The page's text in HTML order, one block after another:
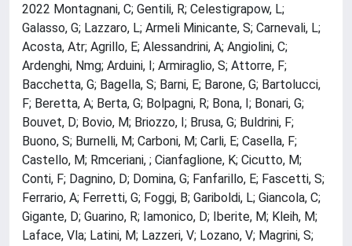
2022 Montagnani, C; Gentili, R; Celestigrapow, L;
Galasso, G; Lazzaro, L; Armeli Minicante, S; Carnevali, L;
Acosta, Atr; Agrillo, E; Alessandrini, A; Angiolini, C;
Ardenghi, Nmg; Arduini, I; Armiraglio, S; Attorre, F;
Bacchetta, G; Bagella, S; Barni, E; Barone, G; Bartolucci,
F; Beretta, A; Berta, G; Bolpagni, R; Bona, I; Bonari, G;
Bouvet, D; Bovio, M; Briozzo, I; Brusa, G; Buldrini, F;
Buono, S; Burnelli, M; Carboni, M; Carli, E; Casella, F;
Castello, M; Rmceriani, ; Cianfaglione, K; Cicutto, M;
Conti, F; Dagnino, D; Domina, G; Fanfarillo, E; Fascetti, S;
Ferrario, A; Ferretti, G; Foggi, B; Gariboldi, L; Giancola, C;
Gigante, D; Guarino, R; Iamonico, D; Iberite, M; Kleih, M;
Laface, Vla; Latini, M; Lazzeri, V; Lozano, V; Magrini, S;